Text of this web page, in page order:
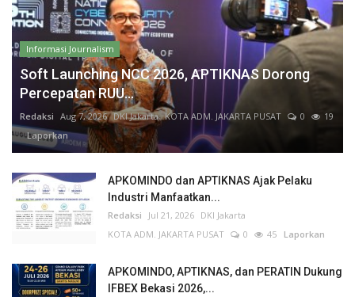
Informasi Journalism
Soft Launching NCC 2026, APTIKNAS Dorong
Percepatan RUU...
Redaksi Aug 7, 2026 DKI Jakarta KOTA ADM. JAKARTA PUSAT 0
19
Laporkan
APKOMINDO dan APTIKNAS Ajak Pelaku
Industri Manfaatkan...
Redaksi Jul 21, 2026 DKI Jakarta
KOTA ADM. JAKARTA PUSAT
0 45 Laporkan
APKOMINDO, APTIKNAS, dan PERATIN Dukung
IFBEX Bekasi 2026,...